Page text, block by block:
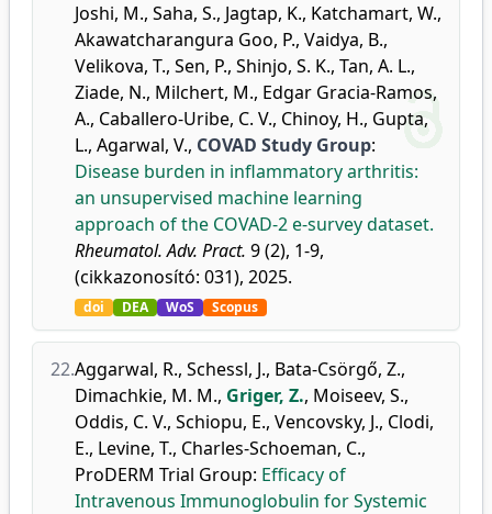
Joshi, M., Saha, S., Jagtap, K., Katchamart, W.,
Akawatcharangura Goo, P., Vaidya, B.,
Velikova, T., Sen, P., Shinjo, S. K., Tan, A. L.,
Ziade, N., Milchert, M., Edgar Gracia-Ramos,
A., Caballero-Uribe, C. V., Chinoy, H., Gupta,
L., Agarwal, V., COVAD Study Group:
Disease burden in inflammatory arthritis:
an unsupervised machine learning
approach of the COVAD-2 e-survey dataset.
Rheumatol. Adv. Pract. 9 (2), 1-9,
(cikkazonosító: 031), 2025.
doi DEA WoS Scopus
22.Aggarwal, R., Schessl, J., Bata-Csörgő, Z.,
Dimachkie, M. M., Griger, Z., Moiseev, S.,
Oddis, C. V., Schiopu, E., Vencovsky, J., Clodi,
E., Levine, T., Charles-Schoeman, C.,
ProDERM Trial Group: Efficacy of
Intravenous Immunoglobulin for Systemic